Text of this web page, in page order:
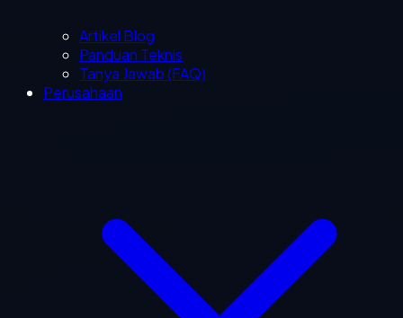
Artikel Blog
Panduan Teknis
Tanya Jawab (FAQ)
Perusahaan